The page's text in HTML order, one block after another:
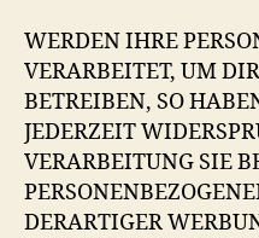
WERDEN IHRE
VERARBEITET, UM
BETREIBEN, SO
JEDERZEIT
VERARBEITUNG SIE
DERARTIGER